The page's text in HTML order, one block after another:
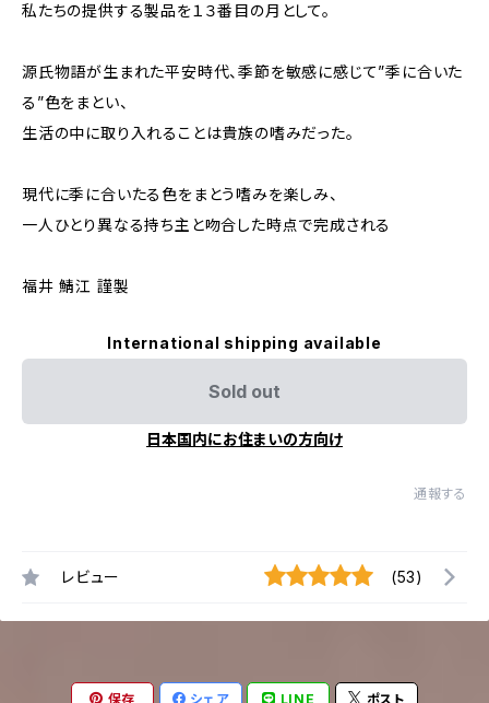
私たちの提供する製品を１３番目の月として。
源氏物語が生まれた平安時代、季節を敏感に感じて”季に合いた
る”色をまとい、
生活の中に取り入れることは貴族の嗜みだった。
現代に季に合いたる色をまとう嗜みを楽しみ、
一人ひとり異なる持ち主と吻合した時点で完成される
福井 鯖江 謹製
International shipping available
Sold out
日本国内にお住まいの方向け
通報する
レビュー (53)
保存 シェア LINE ポスト